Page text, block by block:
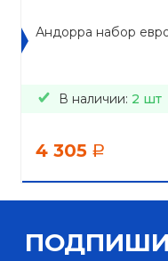
Андорра набор
В наличии: 2 шт
4 305 a